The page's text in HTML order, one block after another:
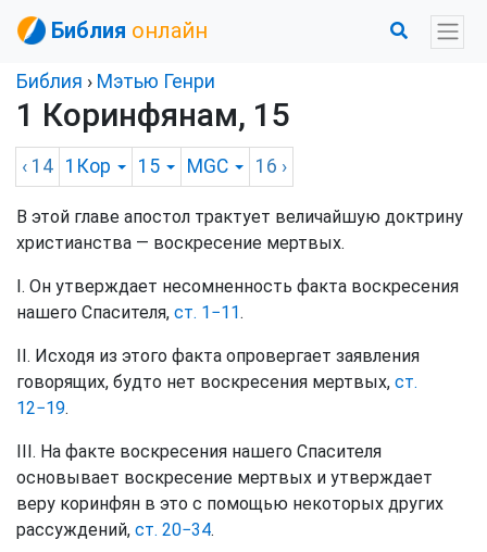
Библия онлайн
Библия › Мэтью Генри
1 Коринфянам, 15
‹ 14 1Кор 15 MGC 16 ›
В этой главе апостол трактует величайшую доктрину
христианства — воскресение мертвых.
I. Он утверждает несомненность факта воскресения
нашего Спасителя, ст. 1−11.
II. Исходя из этого факта опровергает заявления
говорящих, будто нет воскресения мертвых, ст.
12−19.
III. На факте воскресения нашего Спасителя
основывает воскресение мертвых и утверждает
веру коринфян в это с помощью некоторых других
рассуждений, ст. 20−34.